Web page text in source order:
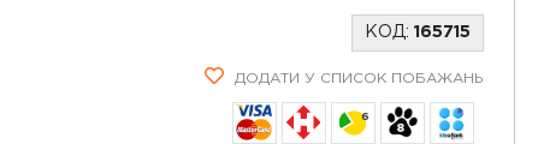
КОД: 165715
ДОДАТИ У СПИСОК ПОБАЖАНЬ
6